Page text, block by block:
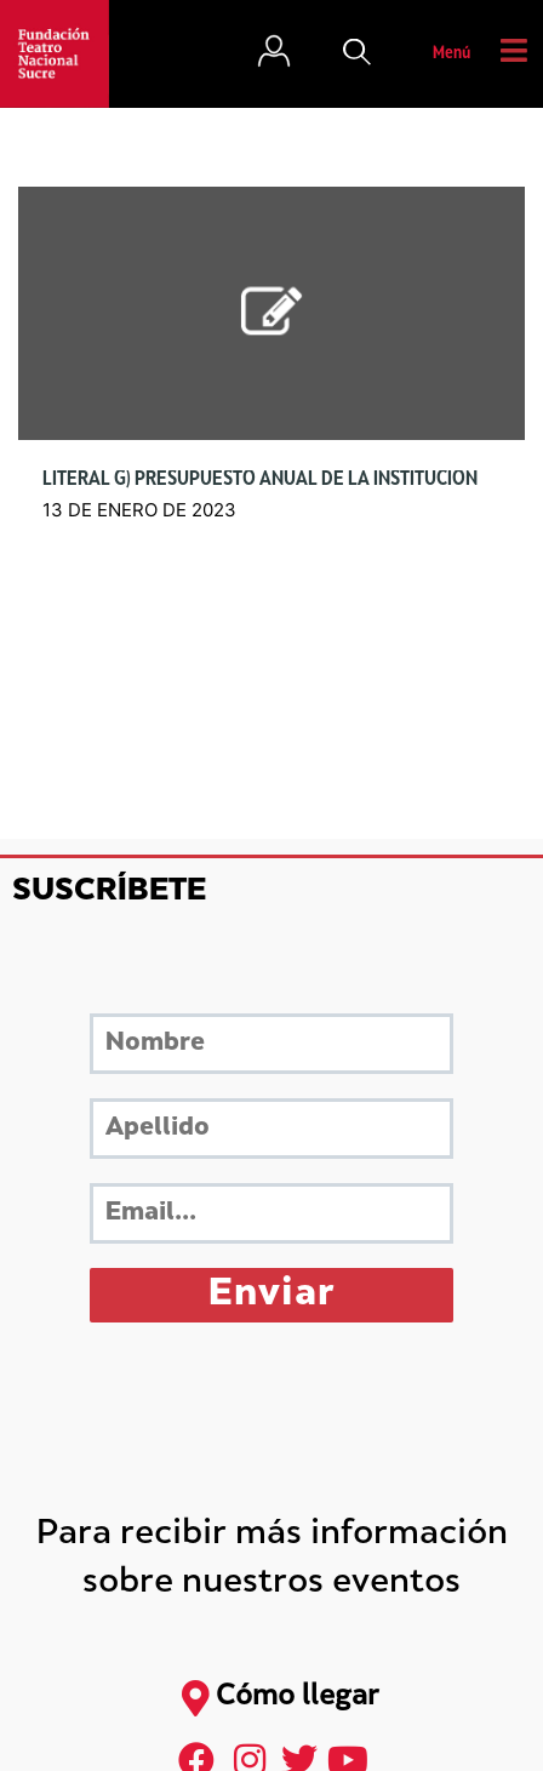
Menú
LITERAL G) PRESUPUESTO ANUAL DE LA INSTITUCIÓN
13 DE ENERO DE 2023
SUSCRÍBETE
Para recibir más información
sobre nuestros eventos
Cómo llegar